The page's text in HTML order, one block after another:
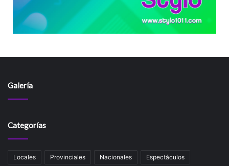
Galería
Categorías
Locales Provinciales Nacionales Espectáculos